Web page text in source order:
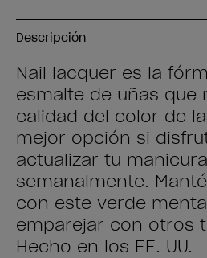
Descripción
Nail lacquer es la
esmalte de uñas que
calidad del color de
mejor opción si
actualizar tu manicura
semanalmente.
con este verde
emparejar con otros
Hecho en los EE. UU.